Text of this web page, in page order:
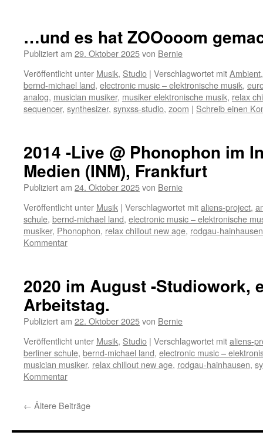
…und es hat ZOOooom
Publiziert am 29. Oktober 2025von Bernie
Veröffentlicht unter Musik, Studio | Verschlagwortet mitAmbient
bernd-michael land, electronic music – elektronische musik,
analog, musician musiker, musiker elektronische musik, relax
sequencer, synthesizer, synxss-studio, zoom | Schreib einen
2014 -Live @ Phonophon im
Medien (INM), Frankfurt
Publiziert am 24. Oktober 2025von Bernie
Veröffentlicht unter Musik | Verschlagwortet mitaliens-project,
schule, bernd-michael land, electronic music – elektronische
musiker, Phonophon, relax chillout new age, rodgau-hainhausen
Kommentar
2020 im August -Studiowork,
Arbeitstag.
Publiziert am 22. Oktober 2025von Bernie
Veröffentlicht unter Musik, Studio | Verschlagwortet mitaliens-
berliner schule, bernd-michael land, electronic music –
musician musiker, relax chillout new age, rodgau-hainhausen,
Kommentar
← Ältere Beiträge